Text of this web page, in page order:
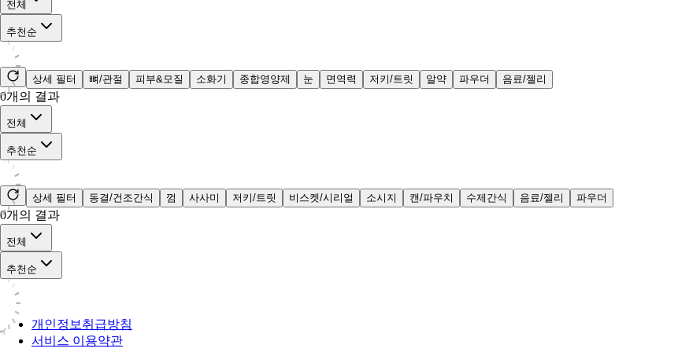
전체
추천순
상세 필터 뼈/관절 피부&모질 소화기 종합영양제 눈 면역력 저키/트릿 알약 파우더 음료/젤리
0개의 결과
전체
추천순
상세 필터 동결/건조간식 껌 사사미 저키/트릿 비스켓/시리얼 소시지 캔/파우치 수제간식 음료/젤리 파우더
0개의 결과
전체
추천순
개인정보취급방침
서비스 이용약관